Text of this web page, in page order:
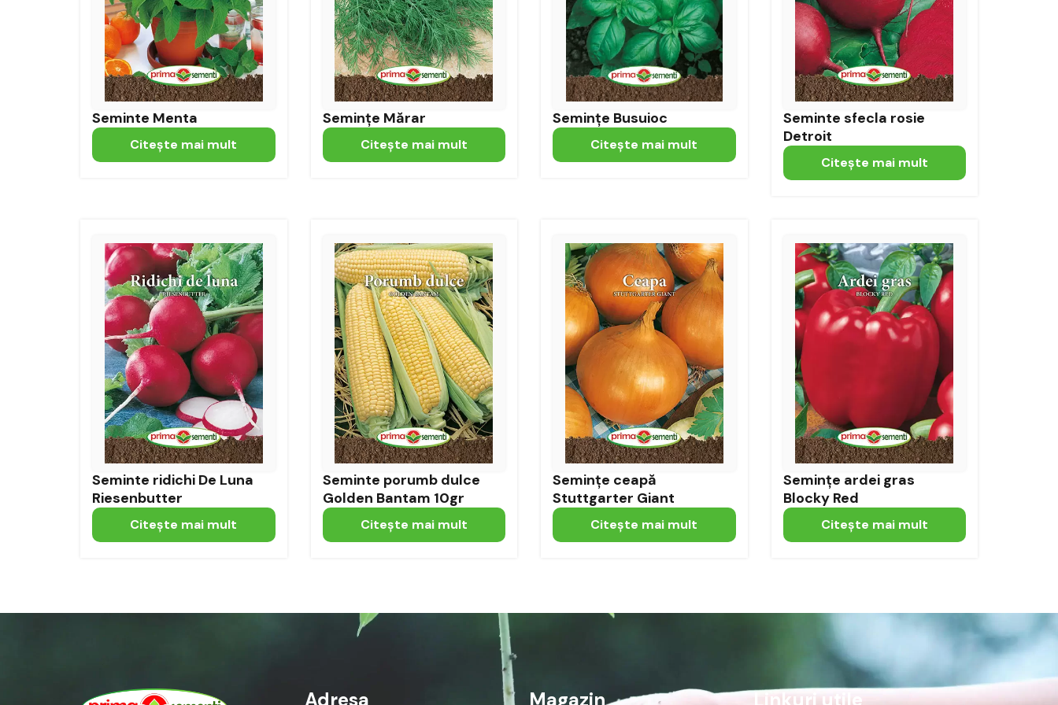
Seminte Menta
Citeşte mai mult
Semințe Mărar
Citeşte mai mult
Semințe Busuioc
Citeşte mai mult
Seminte sfecla rosie
Detroit
Citeşte mai mult
Seminte ridichi De Luna
Riesenbutter
Citeşte mai mult
Seminte porumb dulce
Golden Bantam 10gr
Citeşte mai mult
Semințe ceapă
Stuttgarter Giant
Citeşte mai mult
Semințe ardei gras
Blocky Red
Citeşte mai mult
Adresa Magazin Linkuri utile